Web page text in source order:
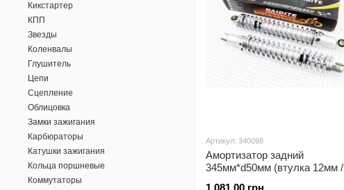
Артикул: 340098
Амортизатор задний
345мм*d50мм (втулка 12мм /
1 081.00 грн
Кикстартер
КПП
Звезды
Коленвалы
Глушитель
Цепи
Сцепление
Облицовка
Замки зажигания
Карбюраторы
Катушки зажигания
Кольца поршневые
Коммутаторы